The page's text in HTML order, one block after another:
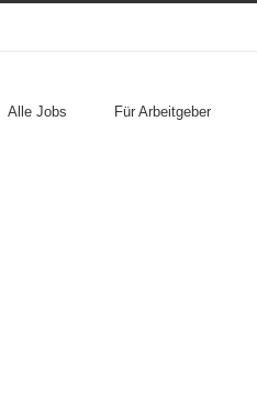
Alle Jobs Für Arbeitgeber